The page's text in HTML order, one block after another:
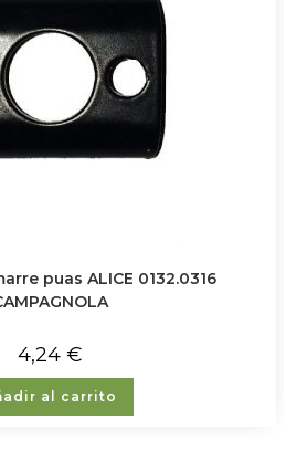
puas ALICE 0132.0316
4,24 €
al carrito